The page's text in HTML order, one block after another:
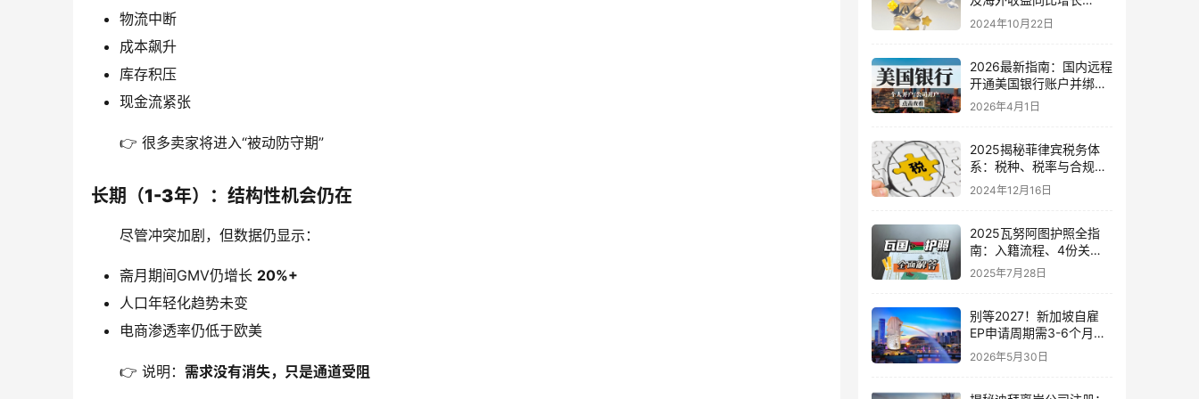
物流中断
成本飙升
库存积压
现金流紧张
👉 很多卖家将进入“被动防守期”
长期（1-3年）：结构性机会仍在
尽管冲突加剧，但数据仍显示：
斋月期间GMV仍增长 20%+
人口年轻化趋势未变
电商渗透率仍低于欧美
👉 说明： 需求没有消失，只是通道受阻
440%-445%
2024年10月22日
2026最新指南：国内远程
开通美国银行账户并绑定
盈透/嘉信/第一证券，美
2026年4月1日
2025揭秘菲律宾税务体
系：税种、税率与合规全
攻略
2024年12月16日
2025瓦努阿图护照全指
南：入籍流程、4份关键
文件与免签国家解析
2025年7月28日
别等2027！新加坡自雇
EP申请周期需3-6个月：
为何现在必须启动才能避
开明年1月的高薪门槛？
2026年5月30日